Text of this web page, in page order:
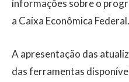
informações sobre o
a Caixa Econômica Federal.
A apresentação das
das ferramentas